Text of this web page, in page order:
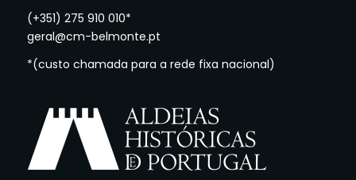
(+351) 275 910 010*
geral@cm-belmonte.pt
*(custo chamada para a rede fixa nacional)